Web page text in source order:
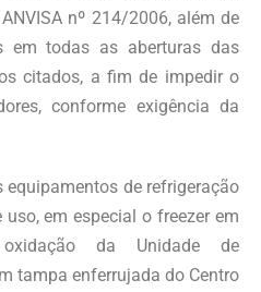
nº 214/2006, além de
em todas as aberturas das
citados, a fim de impedir o
conforme exigência da
equipamentos de refrigeração
em especial o freezer em
da Unidade de
tampa enferrujada do Centro